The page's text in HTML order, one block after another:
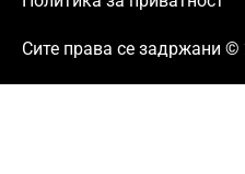
Сите права се задржани